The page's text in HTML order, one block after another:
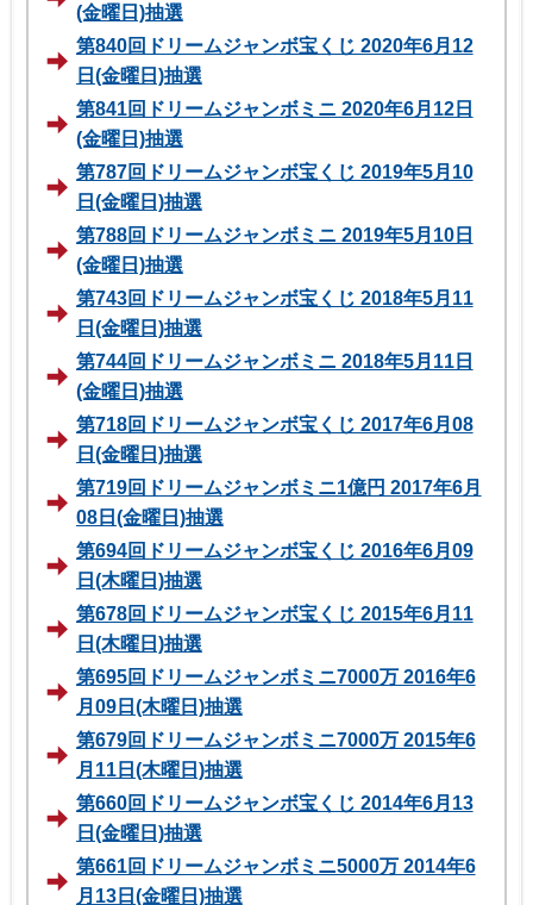
(金曜日)抽選
第840回ドリームジャンボ宝くじ 2020年6月12
日(金曜日)抽選
第841回ドリームジャンボミニ 2020年6月12日
(金曜日)抽選
第787回ドリームジャンボ宝くじ 2019年5月10
日(金曜日)抽選
第788回ドリームジャンボミニ 2019年5月10日
(金曜日)抽選
第743回ドリームジャンボ宝くじ 2018年5月11
日(金曜日)抽選
第744回ドリームジャンボミニ 2018年5月11日
(金曜日)抽選
第718回ドリームジャンボ宝くじ 2017年6月08
日(金曜日)抽選
第719回ドリームジャンボミニ1億円 2017年6月
08日(金曜日)抽選
第694回ドリームジャンボ宝くじ 2016年6月09
日(木曜日)抽選
第678回ドリームジャンボ宝くじ 2015年6月11
日(木曜日)抽選
第695回ドリームジャンボミニ7000万 2016年6
月09日(木曜日)抽選
第679回ドリームジャンボミニ7000万 2015年6
月11日(木曜日)抽選
第660回ドリームジャンボ宝くじ 2014年6月13
日(金曜日)抽選
第661回ドリームジャンボミニ5000万 2014年6
月13日(金曜日)抽選